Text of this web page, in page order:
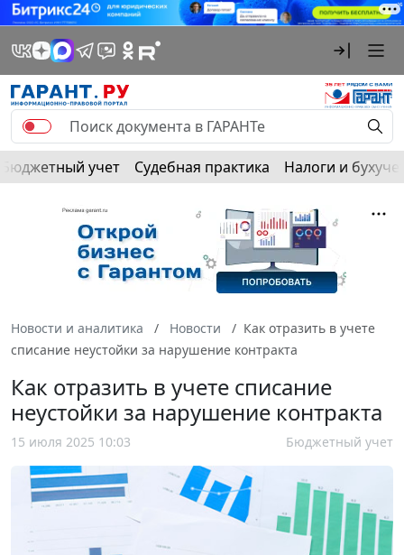
Бюджетный учет Судебная практика Налоги и
Новости и аналитика Новости
Как отразить в учете
списание неустойки за нарушение контракта
Как отразить в учете списание
неустойки за нарушение контракта
15 июля 2025 10:03 Бюджетный учет